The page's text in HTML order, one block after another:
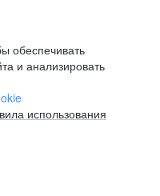
обеспечивать
и анализировать
использования